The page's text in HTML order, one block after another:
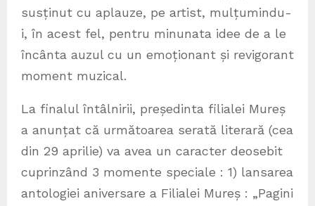
susținut cu aplauze, pe artist, mulțumindu-
i, în acest fel, pentru minunata idee de a le
încânta auzul cu un emoționant și revigorant
moment muzical.
La finalul întâlnirii, președinta filialei Mureș
a anunțat că următoarea serată literară (cea
din 29 aprilie) va avea un caracter deosebit
cuprinzând 3 momente speciale : 1) lansarea
antologiei aniversare a Filialei Mureș : „Pagini